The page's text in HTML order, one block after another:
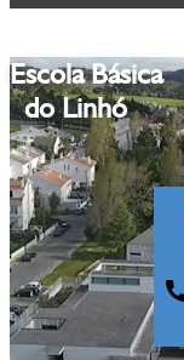
Escola Básica
do Linhó